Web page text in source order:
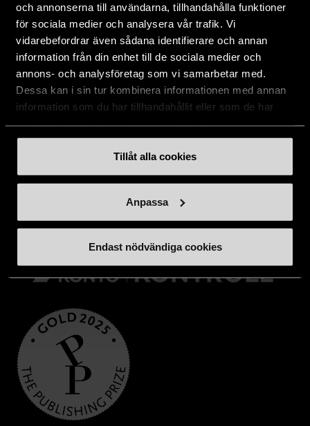
och annonserna till användarna, tillhandahålla funktioner
för sociala medier och analysera vår trafik. Vi
vidarebefordrar även sådana identifierare och annan
information från din enhet till de sociala medier och
annons- och analysföretag som vi samarbetar med.
Dessa kan i sin tur kombinera informationen med annan
information som du har tillhandahållit eller som de har
Tillåt alla cookies
Anpassa
Endast nödvändiga cookies
08-684 230 00
info[at]stadsmissionen.se(info[at]stadsmissionen[dot]se)
Postadress:
Box 35
131 06 NACKA
Org.nr: 802003-1954
Swishnummer:900 35 18